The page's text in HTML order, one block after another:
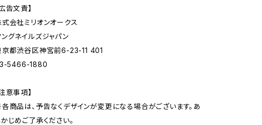
広告文責】
会社ミリオンオークス
ングネイルズジャパン
京都渋谷区神宮前6-23-11 401
5466-1880
注意事項】
商品は、予告なくデザインが変更になる場合がございます。あ
かじめご了承ください。